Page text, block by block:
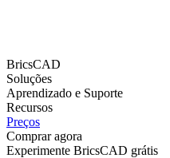
BricsCAD
Soluções
Aprendizado e Suporte
Recursos
Preços
Comprar agora
Experimente BricsCAD grátis